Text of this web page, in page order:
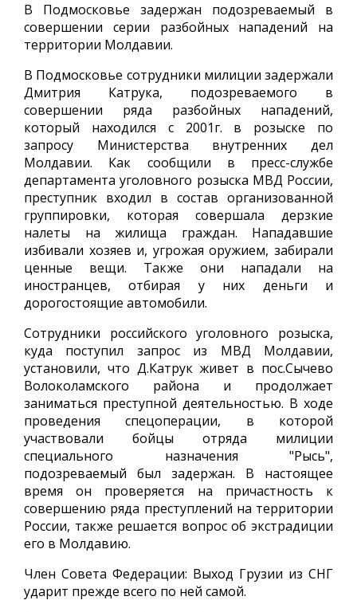
В Подмосковье задержан подозреваемый в
совершении серии разбойных нападений на
территории Молдавии.
В Подмосковье сотрудники милиции задержали
Дмитрия Катрука, подозреваемого в
совершении ряда разбойных нападений,
который находился с 2001г. в розыске по
запросу Министерства внутренних дел
Молдавии. Как сообщили в пресс-службе
департамента уголовного розыска МВД России,
преступник входил в состав организованной
группировки, которая совершала дерзкие
налеты на жилища граждан. Нападавшие
избивали хозяев и, угрожая оружием, забирали
ценные вещи. Также они нападали на
иностранцев, отбирая у них деньги и
дорогостоящие автомобили.
Сотрудники российского уголовного розыска,
куда поступил запрос из МВД Молдавии,
установили, что Д.Катрук живет в пос.Сычево
Волоколамского района и продолжает
заниматься преступной деятельностью. В ходе
проведения спецоперации, в которой
участвовали бойцы отряда милиции
специального назначения "Рысь",
подозреваемый был задержан. В настоящее
время он проверяется на причастность к
совершению ряда преступлений на территории
России, также решается вопрос об экстрадиции
его в Молдавию.
Член Совета Федерации: Выход Грузии из СНГ
ударит прежде всего по ней самой.